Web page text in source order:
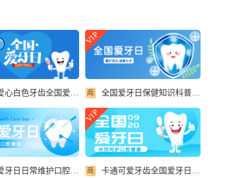
VIP
商
全国爱牙日日常维护口腔美丽微信公众号首图
VIP
商